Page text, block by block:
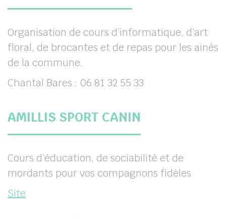
Organisation de cours d’informatique, d’art
floral, de brocantes et de repas pour les ainés
de la commune.
Chantal Bares : 06 81 32 55 33
AMILLIS SPORT CANIN
Cours d’éducation, de sociabilité et de
mordants pour vos compagnons fidèles
Site